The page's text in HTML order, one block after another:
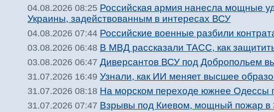
04.08.2026 08:25 Российская армия нанесла мощные
Украины, задействованным в интересах ВСУ
04.08.2026 07:44 Российские военные разбили
03.08.2026 06:48 В МВД рассказали ТАСС, как
03.08.2026 06:47 Диверсантов ВСУ под Добропольем
31.07.2026 16:49 Узнали, как ИИ меняет высшее
31.07.2026 08:18 На морском переходе южнее Одессы
31.07.2026 07:47 Взрывы под Киевом, мощный пожар в